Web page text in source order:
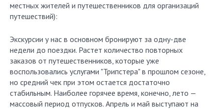
местных жителей и путешественников для организаций
путешествий):
Экскурсии у нас в основном бронируют за одну-две
недели до поездки. Растет количество повторных
заказов от путешественников, которые уже
воспользовались услугами "Трипстера" в прошлом сезоне,
но средний чек при этом остается достаточно
стабильным. Наиболее горячее время, конечно, лето —
массовый период отпусков. Апрель и май выступают на